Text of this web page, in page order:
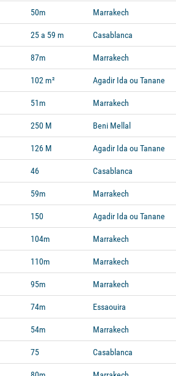
50m Marrakech
25 a 59 m Casablanca
87m Marrakech
102 m² Agadir Ida ou Tanane
51m Marrakech
250 M Beni Mellal
126 M Agadir Ida ou Tanane
46 Casablanca
59m Marrakech
150 Agadir Ida ou Tanane
104m Marrakech
110m Marrakech
95m Marrakech
74m Essaouira
54m Marrakech
75 Casablanca